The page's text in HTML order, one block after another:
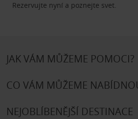
Rezervujte nyní a poznejte svet.
JAK VÁM MŮŽEME POMOCI?
CO VÁM MŮŽEME
NEJOBLÍBENĚJŠÍ DESTINACE